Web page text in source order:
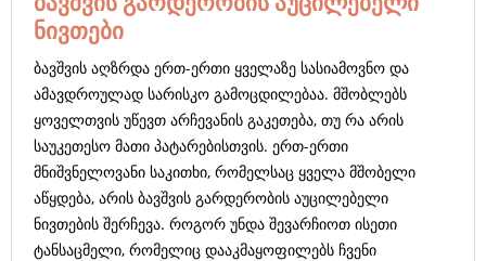
ნივთები
ბავშვის აღზრდა ერთ-ერთი ყველაზე სასიამოვნო და
ამავდროულად სარისკო გამოცდილებაა. მშობლებს
ყოველთვის უწევთ არჩევანის გაკეთება, თუ რა არის
საუკეთესო მათი პატარებისთვის. ერთ-ერთი
მნიშვნელოვანი საკითხი, რომელსაც ყველა მშობელი
აწყდება, არის ბავშვის გარდერობის აუცილებელი
ნივთების შერჩევა. როგორ უნდა შევარჩიოთ ისეთი
ტანსაცმელი, რომელიც დააკმაყოფილებს ჩვენი